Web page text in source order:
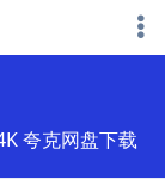
夸克网盘下载